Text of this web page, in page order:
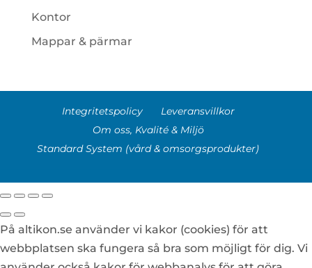
Kontor
Mappar & pärmar
Integritetspolicy
Leveransvillkor
Om oss, Kvalité & Miljö
Standard System (vård & omsorgsprodukter)
På altikon.se använder vi kakor (cookies) för att
webbplatsen ska fungera så bra som möjligt för dig. Vi